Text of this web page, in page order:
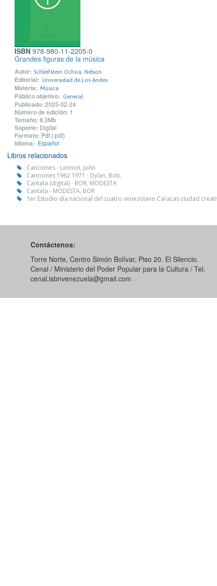
ISBN 978-980-11-2205-0
Grandes figuras de la música
Autor: Schleifstein Ochoa, Nelson
Editorial: Universidad de Los Andes
Materia: Música
Público objetivo: General
Publicado: 2025-02-24
Número de edición: 1
Tamaño: 6.3Mb
Soporte: Digital
Formato: Pdf (.pdf)
Idioma: Español
Libros relacionados
Canciones - Lennon, John
Canciones 1962 1971 - Dylan, Bob,
Cantata (digital) - BOR, MODESTA
Cantata - MODESTA, BOR
1er Estudio día nacional del cuatro venezolano Caracas ciudad
Contáctenos:
Torre Norte, Centro Simón Bolívar, Piso 20. El Silencio.
Cenal / Ministerio del Poder Popular para la Cultura / Tel.
cenal.isbnvenezuela@gmail.com